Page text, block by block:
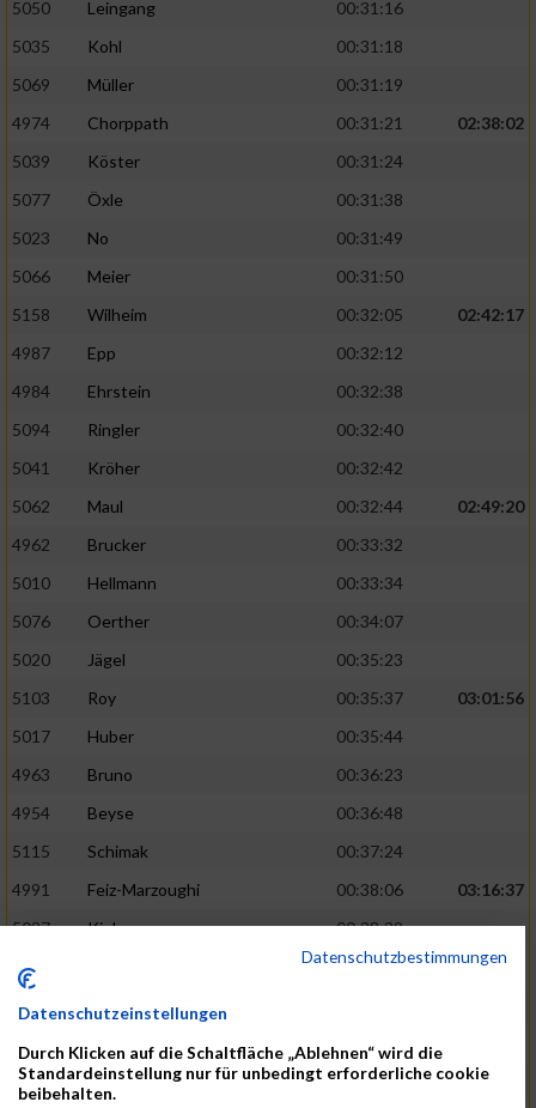
5050
Leingang
00:31:16
5035
Kohl
00:31:18
5069
Müller
00:31:19
4974
Chorppath 00:31:21
02:38:02
5039
Köster
00:31:24
5077
Öxle
00:31:38
5023
No
00:31:49
5066
Meier
00:31:50
5158
Wilheim 00:32:05
02:42:17
4987
Epp
00:32:12
4984
Ehrstein
00:32:38
5094
Ringler
00:32:40
5041
Kröher
00:32:42
5062
Maul 00:32:44
02:49:20
4962
Brucker
00:33:32
5010
Hellmann
00:33:34
5076
Oerther
00:34:07
5020
Jägel
00:35:23
5103
Roy 00:35:37
03:01:56
5017
Huber
00:35:44
4963
Bruno
00:36:23
4954
Beyse
00:36:48
5115
Schimak
00:37:24
4991
Feiz-Marzoughi 00:38:06
03:16:37
5027
Kiehne
00:38:32
5137
00:39:06
5048
Leibold
5065
No
00:40:33
5084
Ponnu 00:41:45
03:36:13
Datenschutzbestimmungen
Datenschutzeinstellungen
Durch Klicken auf die Schaltfläche „Ablehnen“ wird die
Standardeinstellung nur für unbedingt erforderliche cookie
beibehalten.